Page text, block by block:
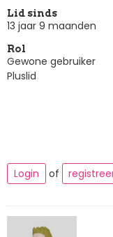
Lid sinds
13 jaar 9 maanden
Rol
Gewone gebruiker
Pluslid
Login of